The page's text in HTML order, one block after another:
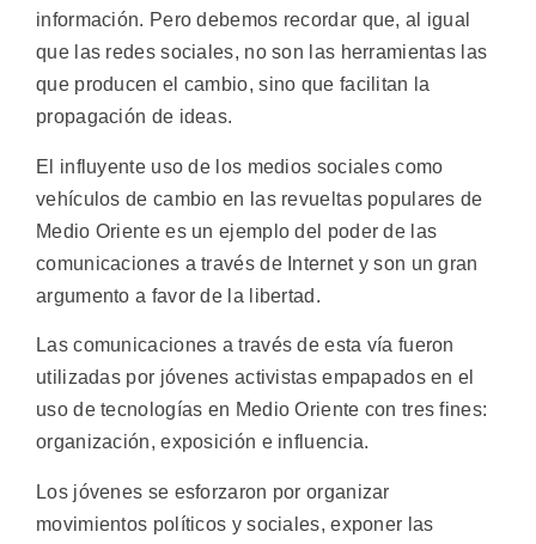
información. Pero debemos recordar que, al igual
que las redes sociales, no son las herramientas las
que producen el cambio, sino que facilitan la
propagación de ideas.
El influyente uso de los medios sociales como
vehículos de cambio en las revueltas populares de
Medio Oriente es un ejemplo del poder de las
comunicaciones a través de Internet y son un gran
argumento a favor de la libertad.
Las comunicaciones a través de esta vía fueron
utilizadas por jóvenes activistas empapados en el
uso de tecnologías en Medio Oriente con tres fines:
organización, exposición e influencia.
Los jóvenes se esforzaron por organizar
movimientos políticos y sociales, exponer las